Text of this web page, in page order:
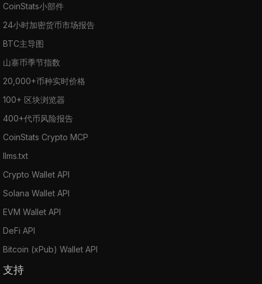
CoinStats小部件
24小时加密货币市场报告
BTC主导图
山寨币季节指数
20,000+币种实时价格
100+ 区块浏览器
400+代币风险报告
CoinStats Crypto MCP
llms.txt
Crypto Wallet API
Solana Wallet API
EVM Wallet API
DeFi API
Bitcoin (xPub) Wallet API
支持